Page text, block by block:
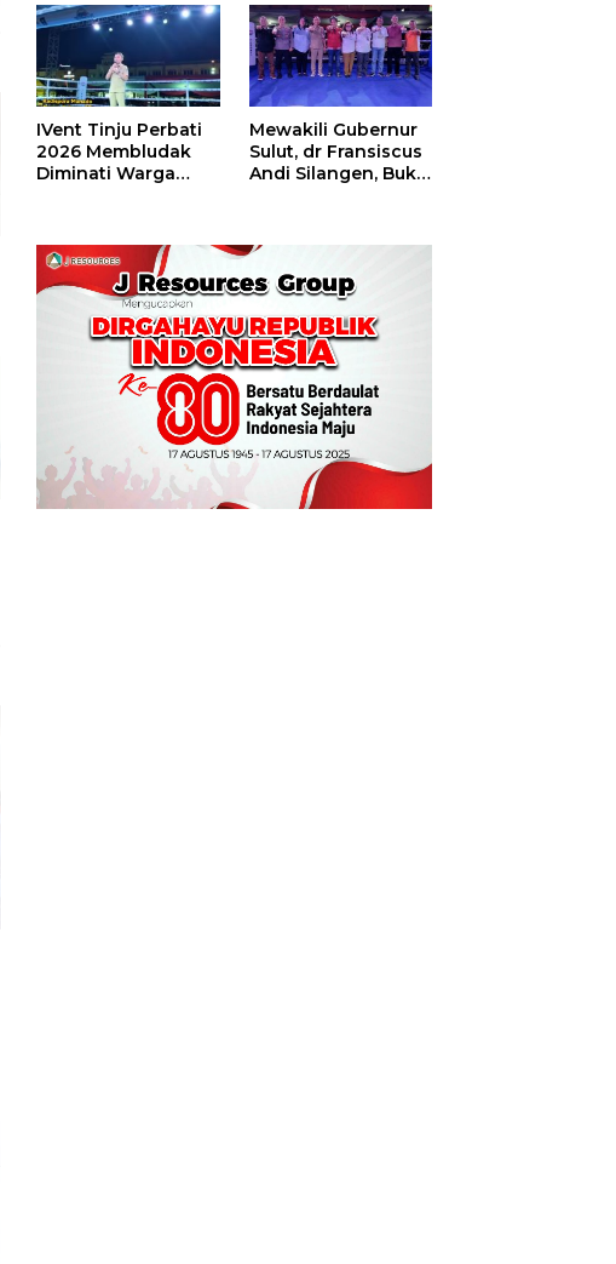
Boxing Camp Juara
Umum Tinju Perbati
2026
Piala Wali Kota
IVent Tinju Perbati
2026 Membludak
Diminati Warga
Mewakili Gubernur
Sulut, dr Fransiscus
Andi Silangen, Buka
Piala Wali Kota
Manado